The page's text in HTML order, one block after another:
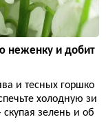
неженку и добит
и тесных горшко
холодную зи
зелень и об